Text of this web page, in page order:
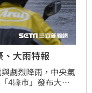
大雨特報
劇烈降雨，中央氣
4縣市」發布大雨